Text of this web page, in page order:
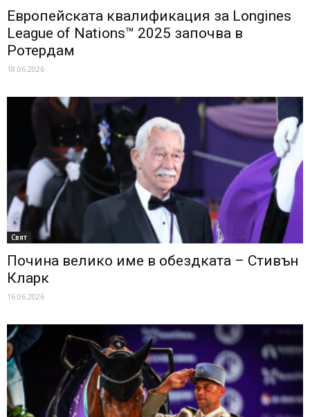
Европейската квалификация за Longines
League of Nations™ 2025 започва в
Ротердам
18.06.2026
Свят
Почина велико име в обездката – Стивън
Кларк
16.06.2026